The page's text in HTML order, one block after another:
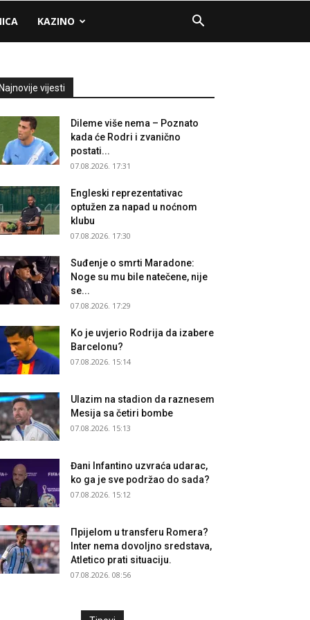
KAZINO
Najnovije vijesti
Dileme više nema – Poznato
kada će Rodri i zvanično
postati...
07.08.2026. 17:31
Engleski reprezentativac
optužen za napad u noćnom
klubu
07.08.2026. 17:30
Suđenje o smrti Maradone:
Noge su mu bile natečene, nije
se...
07.08.2026. 17:29
Ko je uvjerio Rodrija da izabere
Barcelonu?
07.08.2026. 15:14
Ulazim na stadion da raznesem
Mesija sa četiri bombe
07.08.2026. 15:13
Đani Infantino uzvraća udarac,
ko ga je sve podržao do sada?
07.08.2026. 15:12
Прijelom u transferu Romera?
Inter nema dovoljno sredstava,
Atletico prati situaciju.
07.08.2026. 08:56